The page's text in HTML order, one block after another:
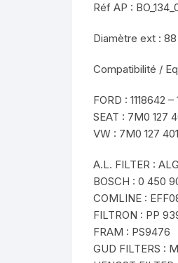
Réf AP :
Diamètre ext :
Compatibilité /
FORD : 1118642
SEAT : 7M0 127
VW : 7M0 127
A.L. FILTER :
BOSCH : 0 450
COMLINE :
FILTRON : PP
FRAM : PS9476
GUD FILTERS :